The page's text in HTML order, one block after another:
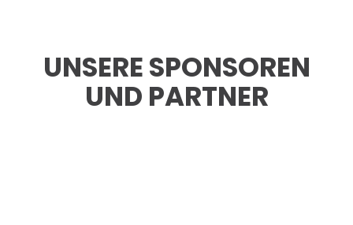
UNSERE SPONSOREN
UND PARTNER